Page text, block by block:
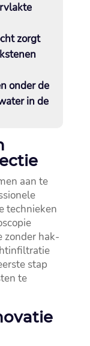
zorgt
onder de
in de
aan te
technieken
zonder hak-
stap
te